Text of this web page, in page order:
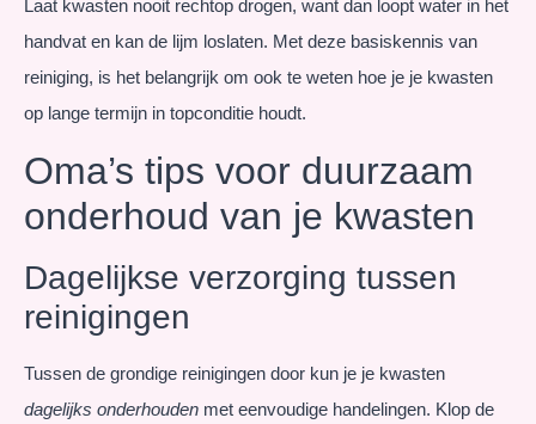
Laat kwasten nooit rechtop drogen, want dan loopt water in het
handvat en kan de lijm loslaten. Met deze basiskennis van
reiniging, is het belangrijk om ook te weten hoe je je kwasten
op lange termijn in topconditie houdt.
Oma’s tips voor duurzaam
onderhoud van je kwasten
Dagelijkse verzorging tussen
reinigingen
Tussen de grondige reinigingen door kun je je kwasten
dagelijks onderhouden met eenvoudige handelingen. Klop de